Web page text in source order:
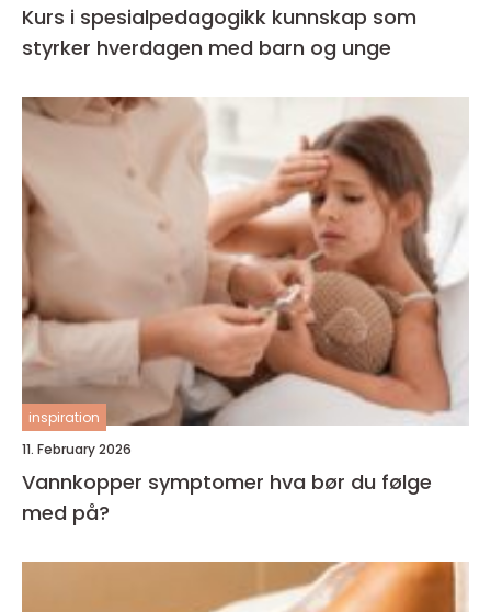
Kurs i spesialpedagogikk kunnskap som
styrker hverdagen med barn og unge
inspiration
11. February 2026
Vannkopper symptomer hva bør du følge
med på?